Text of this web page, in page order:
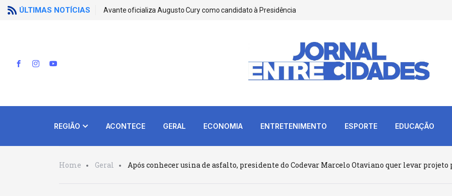
ÚLTIMAS NOTÍCIAS Avante oficializa Augusto Cury como candidato à Presidência
REGIÃO ACONTECE GERAL ECONOMIA ENTRETENIMENTO ESPORTE EDUCAÇÃO
Home Geral Após conhecer usina de asfalto, presidente do Codevar Marcelo Otaviano quer levar